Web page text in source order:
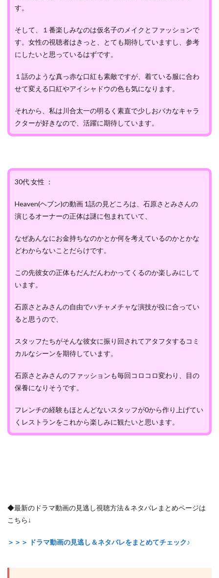
す。
そして、１番楽しみなのは仮名子のメイクとファッションで
す。女性の視聴者はきっと、とても期待していますし、参考
にしたいと思っているはずです。
１話のような真っ赤な口紅も素敵ですが、着ている服に合わ
せて変える口紅やアイシャドウの色も気になります。
それから、私は川合太一の明るく素直で少しおバカなキャラ
クターが好きなので、活躍に期待しています。
30代 女性 ：
Heaven(ヘブン)の動画 1話の見どころは、石原さとみさんの
演じるオーナーの正体は謎に包まれていて、
なぜあんなにお金持ちなのかとか何を考えているのかとかな
どわからないことだらけです。
この先彼女の正体もだんだんわかってくるのか楽しみにして
います。
石原さとみさんの自由でハチャメチャな演技が役に合ってい
ると思うので、
スタッフたちがそんな彼女に振り回されてアタフタするコミ
カルなシーンを期待しています。
石原さとみさんのファッションも毎回コロコロ変わり、目の
保養になりそうです。
フレンチの経験もほとんどないスタッフが0から作り上げてい
くレストランをこれから楽しみに観たいと思います。
◆最新のドラマ動画の見逃し視聴方法＆ネタバレまとめページは
こちら↓
＞＞＞ ドラマ動画の見逃し＆ネタバレをまとめてチェック♪